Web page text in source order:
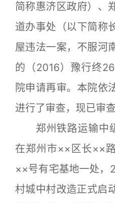
简称惠济区政府）、
道办事处（以下简称
屋违法一案，不服河
的（2016）豫行终
院申请再审。本院依
进行了审查，现已审查
郑州铁路运输中
在郑州市××区长××
××号有宅基地一处，
村城中村改造正式启